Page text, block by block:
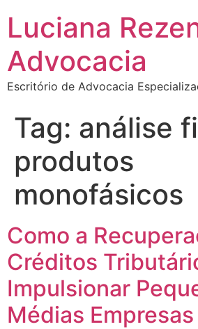
Luciana
Advocacia
Escritório de Advocacia
Tag: análise
produtos
monofásicos
Como a
Créditos
Impulsionar
Médias Empresas